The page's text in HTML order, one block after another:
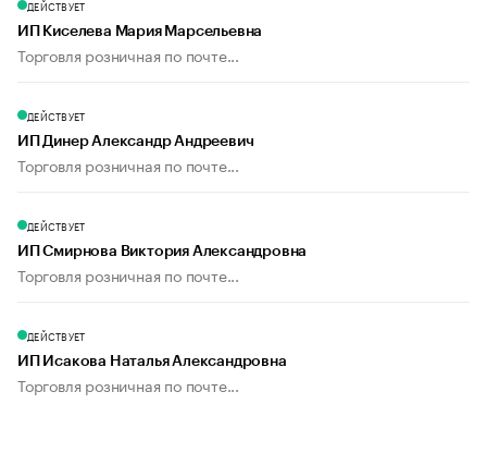
ДЕЙСТВУЕТ
ИП Киселева Мария Марсельевна
Торговля розничная по почте...
ДЕЙСТВУЕТ
ИП Динер Александр Андреевич
Торговля розничная по почте...
ДЕЙСТВУЕТ
ИП Смирнова Виктория Александровна
Торговля розничная по почте...
ДЕЙСТВУЕТ
ИП Исакова Наталья Александровна
Торговля розничная по почте...